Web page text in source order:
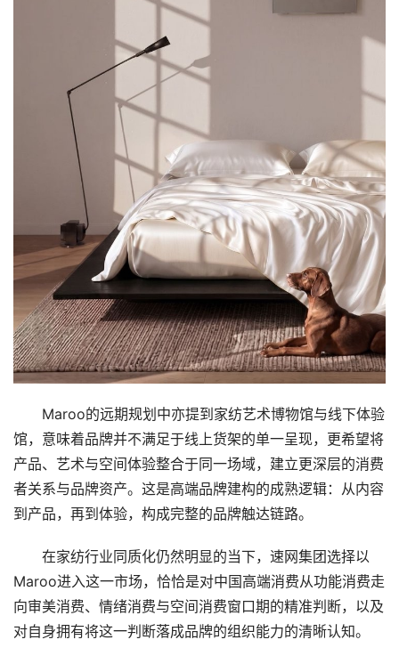
创
业
圈
投
融
资
商
学
院
Maroo的远期规划中亦提到家纺艺术博物馆与线下体验
馆，意味着品牌并不满足于线上货架的单一呈现，更希望将
产品、艺术与空间体验整合于同一场域，建立更深层的消费
者关系与品牌资产。这是高端品牌建构的成熟逻辑：从内容
到产品，再到体验，构成完整的品牌触达链路。
在家纺行业同质化仍然明显的当下，速网集团选择以
Maroo进入这一市场，恰恰是对中国高端消费从功能消费走
向审美消费、情绪消费与空间消费窗口期的精准判断，以及
对自身拥有将这一判断落成品牌的组织能力的清晰认知。